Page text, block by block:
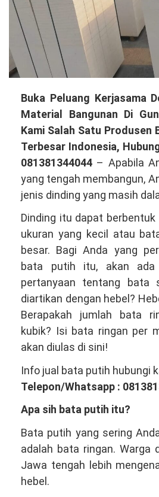
Peluang
Kerjasama
Dengan
Distributor
Material
Bangunan
Di
Gunung
Putri
Bogor,
Kami
Satu
Produsen
Bata
Ringan
Terbesar
Indonesia
Buka Peluang Kerjasama
Material Bangunan Di
Kami Salah Satu Produsen
Terbesar Indonesia,
081381344044 – Apabila
yang tengah membangun,
jenis dinding yang masih
Dinding itu dapat
ukuran yang kecil atau
besar. Bagi Anda yang
bata putih itu, akan ada
pertanyaan tentang bata
diartikan dengan hebel?
Berapakah jumlah bata
kubik? Isi bata ringan per
akan diulas di sini!
Info jual bata putih hubungi
Telepon/Whatsapp :
Apa sih bata putih itu?
Bata putih yang sering
adalah bata ringan. Warga
Jawa tengah lebih
hebel.